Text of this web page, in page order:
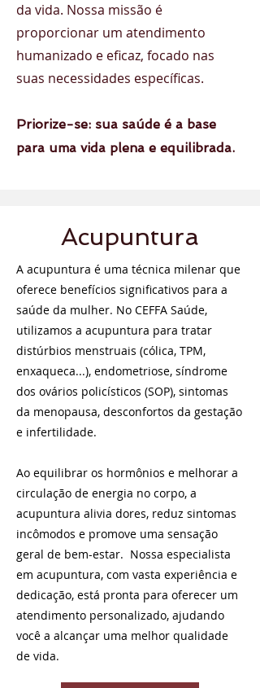
da vida. Nossa missão é
proporcionar um atendimento
humanizado e eficaz, focado nas
suas necessidades específicas.
Priorize-se: sua saúde é a base
para uma vida plena e equilibrada.
Acupuntura
A acupuntura é uma técnica milenar que
oferece benefícios significativos para a
saúde da mulher. No CEFFA Saúde,
utilizamos a acupuntura para tratar
distúrbios menstruais (cólica, TPM,
enxaqueca...), endometriose, síndrome
dos ovários policísticos (SOP), sintomas
da menopausa, desconfortos da gestação
e infertilidade.
Ao equilibrar os hormônios e melhorar a
circulação de energia no corpo, a
acupuntura alivia dores, reduz sintomas
incômodos e promove uma sensação
geral de bem-estar. Nossa especialista
em acupuntura, com vasta experiência e
dedicação, está pronta para oferecer um
atendimento personalizado, ajudando
você a alcançar uma melhor qualidade
de vida.